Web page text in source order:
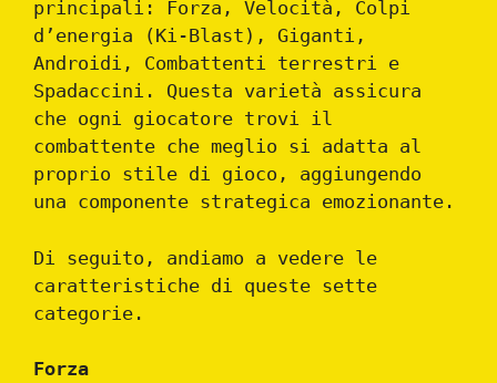
principali: Forza, Velocità, Colpi
d’energia (Ki-Blast), Giganti,
Androidi, Combattenti terrestri e
Spadaccini. Questa varietà assicura
che ogni giocatore trovi il
combattente che meglio si adatta al
proprio stile di gioco, aggiungendo
una componente strategica emozionante.
Di seguito, andiamo a vedere le
caratteristiche di queste sette
categorie.
Forza